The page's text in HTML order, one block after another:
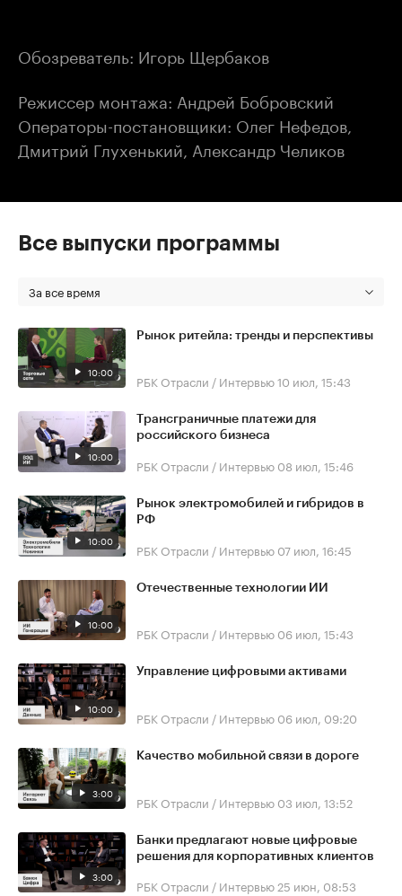
Обозреватель: Игорь Щербаков
Режиссер монтажа: Андрей Бобровский
Операторы-постановщики: Олег Нефедов,
Дмитрий Глухенький, Александр Челиков
Все выпуски программы
За все время
10:00
Рынок ритейла: тренды и перспективы
РБК Отрасли / Интервью10 июл, 15:43
10:00
Трансграничные платежи для
российского бизнеса
РБК Отрасли / Интервью 08 июл, 15:46
10:00
Рынок электромобилей и гибридов в
РФ
РБК Отрасли / Интервью 07 июл, 16:45
10:00
Отечественные технологии ИИ
РБК Отрасли / Интервью 06 июл, 15:43
10:00
Управление цифровыми активами
РБК Отрасли / Интервью 06 июл, 09:20
3:00
Качество мобильной связи в дороге
РБК Отрасли / Интервью 03 июл, 13:52
3:00
Банки предлагают новые цифровые
решения для корпоративных клиентов
РБК Отрасли / Интервью 25 июн, 08:53